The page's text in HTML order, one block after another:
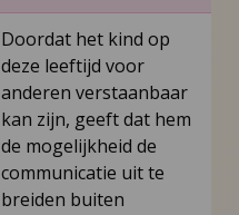
Doordat het kind op
deze leeftijd voor
anderen verstaanbaar
kan zijn, geeft dat hem
de mogelijkheid de
communicatie uit te
breiden buiten